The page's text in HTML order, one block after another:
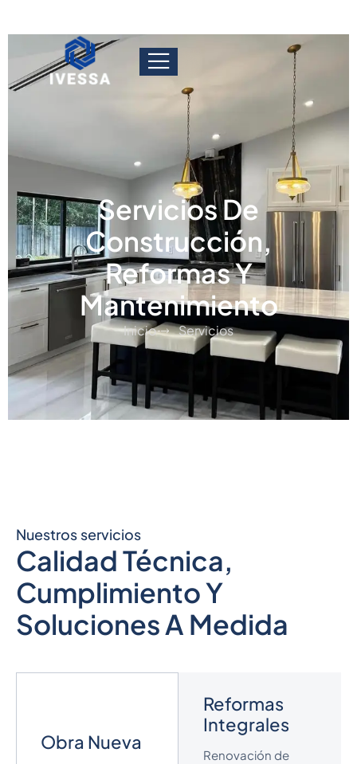
Servicios De
Construcción,
Reformas Y
Mantenimiento
Inicio Servicios
Nuestros servicios
Calidad Técnica,
Cumplimiento Y
Soluciones A Medida
Obra Nueva
Reformas
Integrales
Renovación de